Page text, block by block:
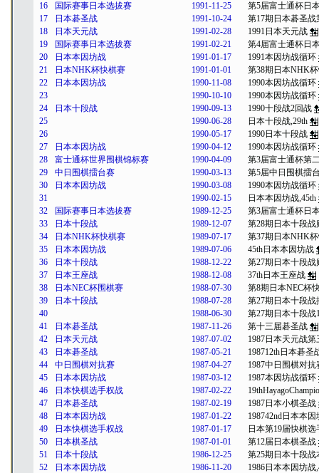
16
国际赛事日本选拔赛 1991-11-25
第5届富士通杯日
17
日本碁圣战 1991-10-24
第17期日本碁圣战
18
日本天元战 1991-02-28
1991日本天元战
19
国际赛事日本选拔赛 1991-02-21
第4届富士通杯日
20
日本本因坊战 1991-01-17
1991本因坊战循环
21
日本NHK杯快棋赛 1991-01-01
第38期日本NHK
22
日本本因坊战 1990-11-08
1990本因坊战循环
23
1990-10-10
1990本因坊战循环
24
日本十段战 1990-09-13
1990十段战2回战
25
1990-06-28
日本十段战,29th
26
1990-05-17
1990日本十段战
27
日本本因坊战 1990-04-12
1990本因坊战循环
28
富士通杯世界围棋锦标赛 1990-04-09
第3届富士通杯第
29
中日围棋擂台赛 1990-03-13
第5届中日围棋擂
30
日本本因坊战 1990-03-08
1990本因坊战循环
31
1990-02-15
日本本因坊战,45th
32
国际赛事日本选拔赛 1989-12-25
第3届富士通杯日
33
日本十段战 1989-12-07
第28期日本十段
34
日本NHK杯快棋赛 1989-07-17
第37期日本NHK
35
日本本因坊战 1989-07-06
45th日本本因坊战
36
日本十段战 1988-12-22
第27期日本十段
37
日本王座战 1988-12-08
37th日本王座战
38
日本NEC杯围棋赛 1988-07-30
第8期日本NEC杯
39
日本十段战 1988-07-28
第27期日本十段
40
1988-06-30
第27期日本十段战
41
日本碁圣战 1987-11-26
第十三届碁圣战
42
日本天元战 1987-07-02
1987日本天元战第
43
日本碁圣战 1987-05-21
198712th日本碁圣
44
中日围棋对抗赛 1987-04-27
1987中日围棋对抗
45
日本本因坊战 1987-03-12
1987本因坊战循环
46
日本快棋选手权战 1987-02-22
47
日本碁圣战 1987-02-19
1987日本小棋圣战
48
日本本因坊战 1987-01-22
198742nd日本本因
49
日本快棋选手权战 1987-01-17
日本第19届快棋选
50
日本棋圣战 1987-01-01
第12届日本棋圣战
51
日本十段战 1986-12-25
第25期日本十段
52
日本本因坊战 1986-11-20
1986日本本因坊战